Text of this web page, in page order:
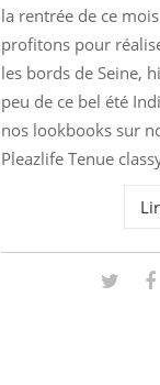
la rentrée de ce
profitons pour
les bords de Seine,
peu de ce bel été
nos lookbooks sur
Pleazlife Tenue